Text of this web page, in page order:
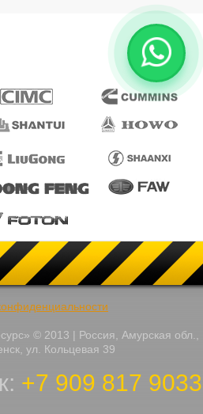
© 2013 | Россия, Амурская обл.,
ул. Кольцевая 39
+7 909 817 9033